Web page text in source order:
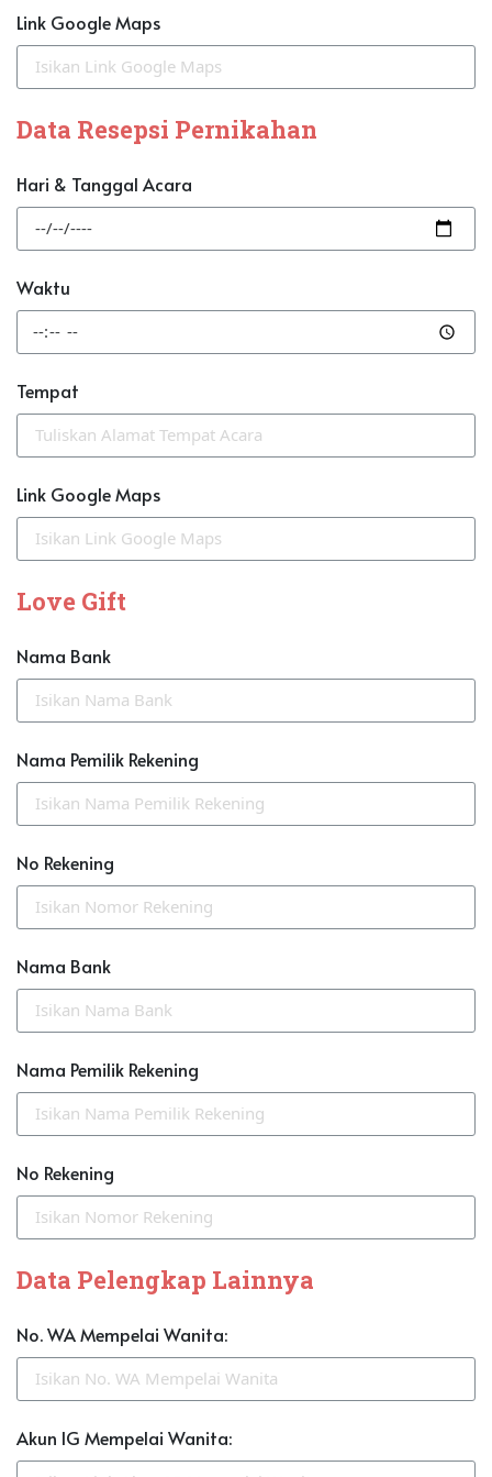
Link Google Maps
Data Resepsi Pernikahan
Hari & Tanggal Acara
Waktu
Tempat
Link Google Maps
Love Gift
Nama Bank
Nama Pemilik Rekening
No Rekening
Nama Bank
Nama Pemilik Rekening
No Rekening
Data Pelengkap Lainnya
No. WA Mempelai Wanita:
Akun IG Mempelai Wanita: